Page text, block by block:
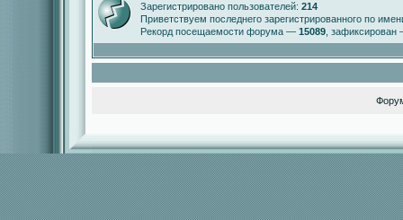
Зарегистрировано пользователей: 214
Приветствуем последнего зарегистрированного по
Рекорд посещаемости форума — 15089 ,